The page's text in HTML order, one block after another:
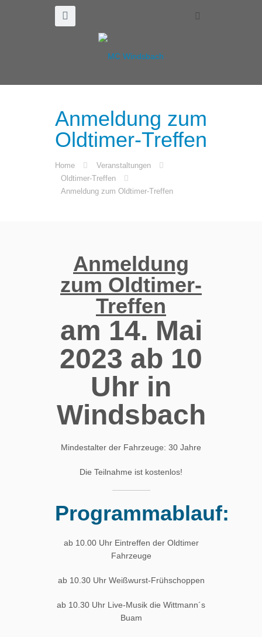
Anmeldung zum
Oldtimer-Treffen
Home
Veranstaltungen
Oldtimer-Treffen
Anmeldung zum Oldtimer-Treffen
Anmeldung
zum Oldtimer-
Treffen
am 14. Mai
2023 ab 10
Uhr in
Windsbach
Mindestalter der Fahrzeuge: 30 Jahre
Die Teilnahme ist kostenlos!
Programmablauf:
ab 10.00 Uhr Eintreffen der Oldtimer
Fahrzeuge
ab 10.30 Uhr Weißwurst-Frühschoppen
ab 10.30 Uhr Live-Musik die Wittmann´s
Buam